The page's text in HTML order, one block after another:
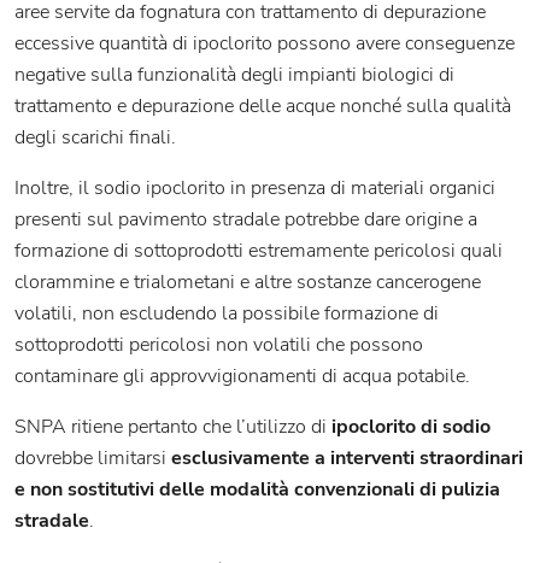
aree servite da fognatura con trattamento di depurazione
eccessive quantità di ipoclorito possono avere conseguenze
negative sulla funzionalità degli impianti biologici di
trattamento e depurazione delle acque nonché sulla qualità
degli scarichi finali.
Inoltre, il sodio ipoclorito in presenza di materiali organici
presenti sul pavimento stradale potrebbe dare origine a
formazione di sottoprodotti estremamente pericolosi quali
clorammine e trialometani e altre sostanze cancerogene
volatili, non escludendo la possibile formazione di
sottoprodotti pericolosi non volatili che possono
contaminare gli approvvigionamenti di acqua potabile.
SNPA ritiene pertanto che l’utilizzo di ipoclorito di sodio
dovrebbe limitarsi esclusivamente a interventi straordinari
e non sostitutivi delle modalità convenzionali di pulizia
stradale.